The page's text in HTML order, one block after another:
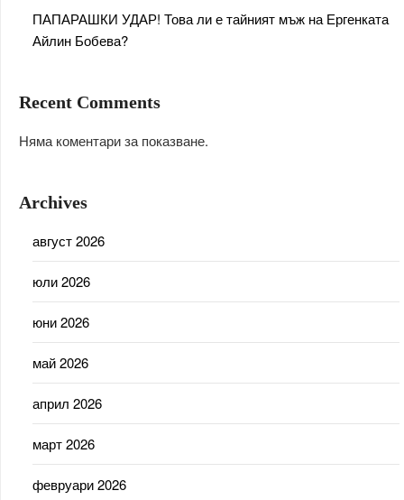
ПАПАРАШКИ УДАР! Това ли е тайният мъж на Ергенката
Айлин Бобева?
Recent Comments
Няма коментари за показване.
Archives
август 2026
юли 2026
юни 2026
май 2026
април 2026
март 2026
февруари 2026